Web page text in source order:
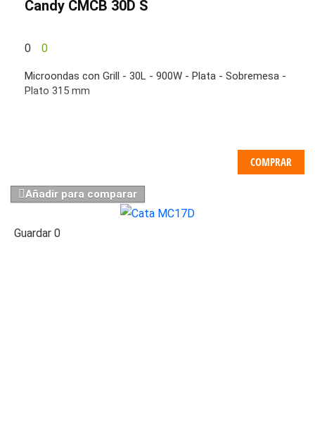
Candy CMCB 30D S
0 0
Microondas con Grill - 30L - 900W - Plata - Sobremesa -
Plato 315 mm
COMPRAR
Añadir para comparar
Guardar 0